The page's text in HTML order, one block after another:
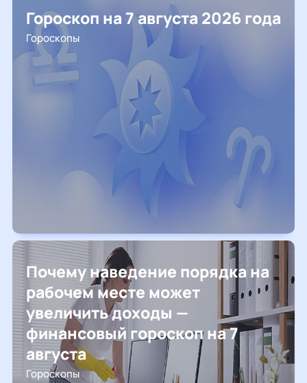
Гороскоп на 7 августа 2026 года
Гороскопы
Почему наведение порядка на
рабочем месте может
увеличить доходы —
финансовый гороскоп на 7
августа
Гороскопы